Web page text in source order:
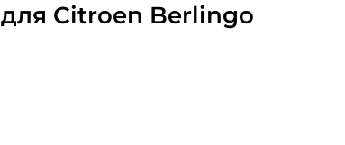
Citroen Berlingo